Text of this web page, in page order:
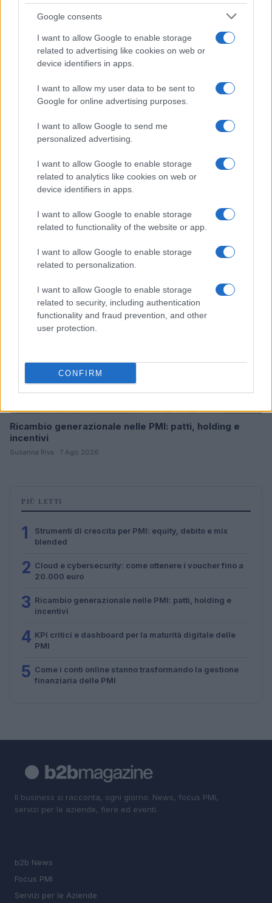
Google consents
I want to allow Google to enable storage
related to advertising like cookies on web or
device identifiers in apps.
I want to allow my user data to be sent to
Google for online advertising purposes.
I want to allow Google to send me
personalized advertising.
I want to allow Google to enable storage
related to analytics like cookies on web or
device identifiers in apps.
I want to allow Google to enable storage
related to functionality of the website or app.
I want to allow Google to enable storage
related to personalization.
I want to allow Google to enable storage
related to security, including authentication
functionality and fraud prevention, and other
user protection.
CONFIRM
FOCUS PMI
20.000 euro
Linda Pellegrini · 8 Ago 2026
FOCUS PMI
Ricambio generazionale nelle PMI: patti, holding e
incentivi
Susanna Riva · 7 Ago 2026
PIÙ LETTI
1
Strumenti di crescita per PMI: equity, debito e mix
blended
2 Cloud e cybersecurity: come ottenere i voucher fino a
20.000 euro
3 Ricambio generazionale nelle PMI: patti, holding e
incentivi
4 KPI critici e dashboard per la maturità digitale delle
PMI
5 Come i conti online stanno trasformando la gestione
finanziaria delle PMI
Il business si racconta, ogni giorno. News, focus PMI,
servizi per le aziende, fiere ed eventi.
b2b News
Focus PMI
Servizi per le Aziende